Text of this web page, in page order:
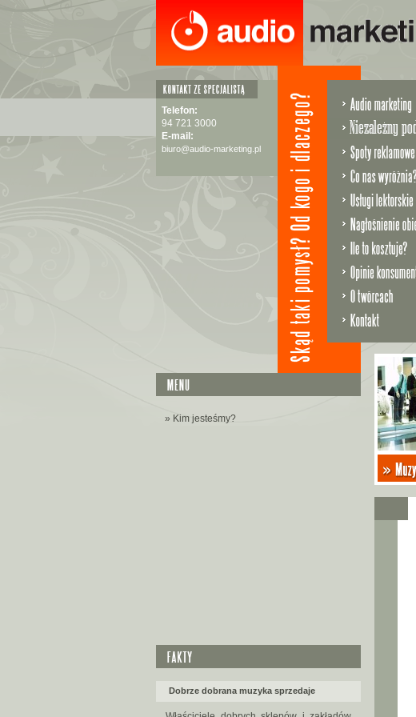
Telefon:
94 721 3000
E-mail:
biuro@audio-marketing.pl
» Kim jesteśmy?
Dobrze dobrana muzyka sprzedaje